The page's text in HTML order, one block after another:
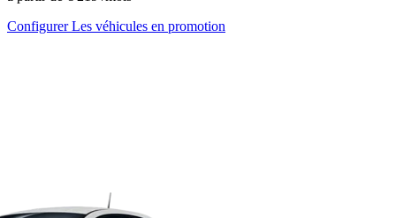
ConfigurerLes véhicules en promotion